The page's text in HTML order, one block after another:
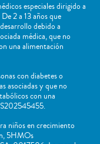
especiales dirigido a
2 a 13 años que
debido a
médica, que no
una alimentación
con diabetes o
asociadas y que no
con una
niños en crecimiento
5HMOs